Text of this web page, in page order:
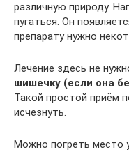
различную природу.
пугаться. Он
препарату нужно
Лечение здесь не
шишечку (если она
Такой простой приём
исчезнуть.
Можно погреть место